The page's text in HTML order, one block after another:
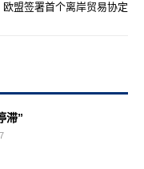
盟签署首个离岸贸易协定
滞”